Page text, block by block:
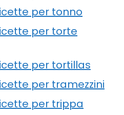
per tonno
per torte
per tortillas
per tramezzini
per trippa